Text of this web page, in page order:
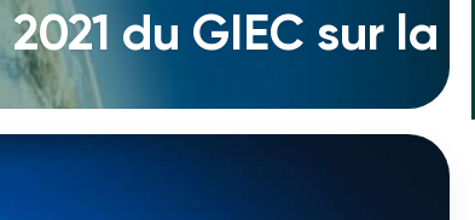
du GIEC sur la